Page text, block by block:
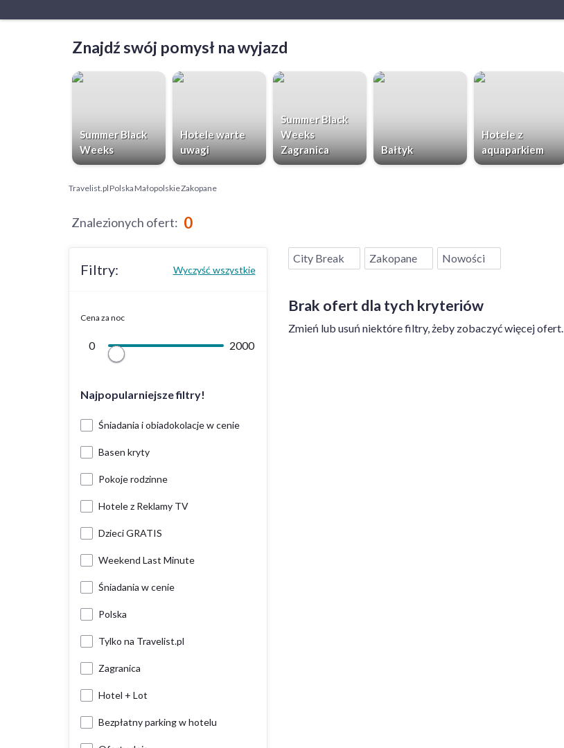
Znajdź swój pomysł na wyjazd
Summer Black
Weeks
Hotele warte
uwagi
Summer Black
Weeks
Zagranica
Bałtyk
Hotele z
aquaparkiem
Travelist.plPolskaMałopolskieZakopane
Znalezionych ofert: 0
Filtry: Wyczyść wszystkie
Cena za noc
0 2000
Najpopularniejsze filtry!
Śniadania i obiadokolacje w cenie
Basen kryty
Pokoje rodzinne
Hotele z Reklamy TV
Dzieci GRATIS
Weekend Last Minute
Śniadania w cenie
Polska
Tylko na Travelist.pl
Zagranica
Hotel + Lot
Bezpłatny parking w hotelu
City Break Zakopane Nowości
Brak ofert dla tych kryteriów
Zmień lub usuń niektóre filtry, żeby zobaczyć więcej ofert.